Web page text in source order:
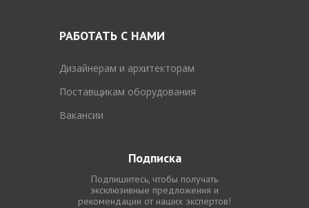
РАБОТАТЬ С НАМИ
Дизайнерам и архитекторам
Поставщикам оборудования
Вакансии
Подписка
Подпишитесь, чтобы получать
эксклюзивные предложения и
рекомендации от наших экспертов!